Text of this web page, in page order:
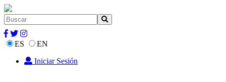
ES
EN
Iniciar Sesión